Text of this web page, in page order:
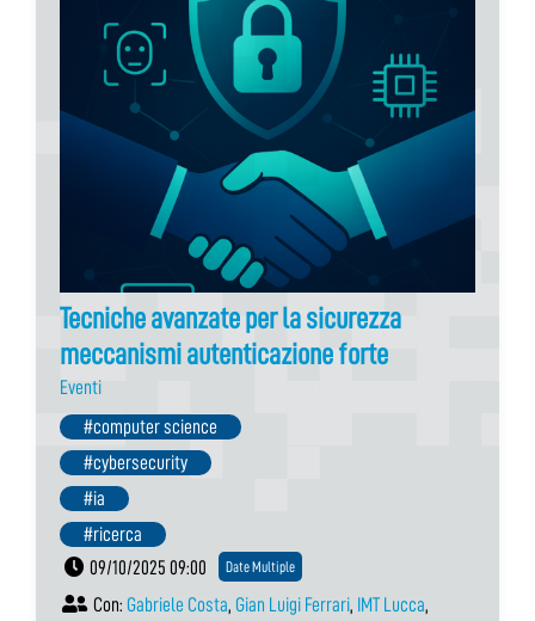
Tecniche avanzate per la sicurezza
meccanismi autenticazione forte
Eventi
#computer science
#cybersecurity
#ia
#ricerca
09/10/2025 09:00
Date Multiple
Con: Gabriele Costa, Gian Luigi Ferrari, IMT Lucca,